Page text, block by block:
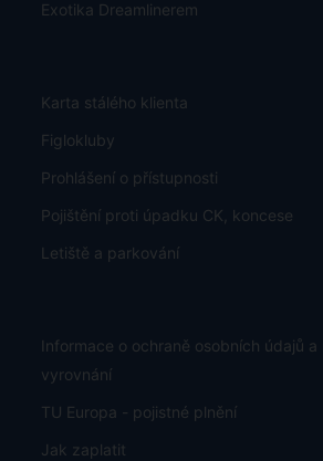
Exotika Dreamlinerem
Karta stálého klienta
Figlokluby
Prohlášení o přístupnosti
Pojištění proti úpadku CK, koncese
Letiště a parkování
Informace o ochraně osobních údajů a
vyrovnání
TU Europa - pojistné plnění
Jak zaplatit